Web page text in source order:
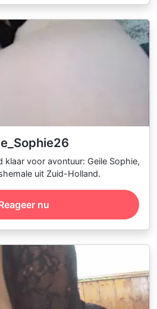
klaar voor avontuur: Geile Sophie,
uit Zuid-Holland.
nu